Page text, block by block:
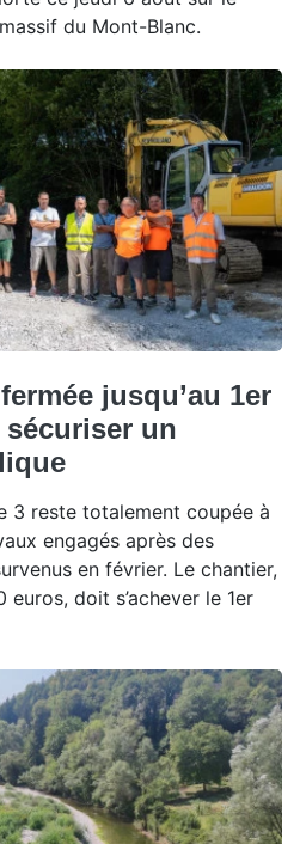
du Mont-Blanc.
jusqu’au 1er
un
3 reste totalement coupée à
engagés après des
en février. Le chantier,
euros, doit s’achever le 1er